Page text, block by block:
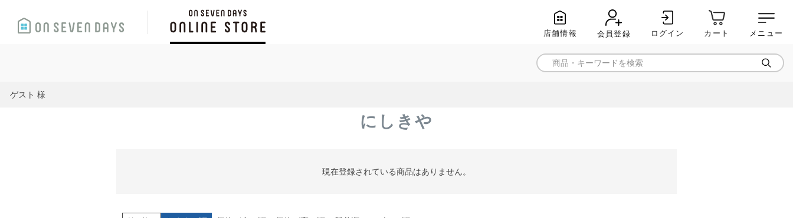
店舗情報 会員登録 ログイン カート メニュー
ゲスト 様
にしきや
現在登録されている商品はありません。